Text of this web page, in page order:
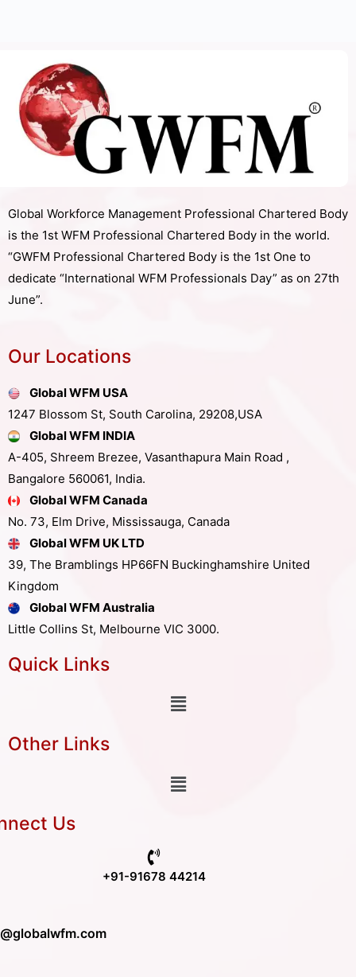
Global Workforce Management Professional Chartered Body
is the 1st WFM Professional Chartered Body in the world.
“GWFM Professional Chartered Body is the 1st One to
dedicate “International WFM Professionals Day” as on 27th
June”.
Our Locations
Global WFM USA
1247 Blossom St, South Carolina, 29208,USA
Global WFM INDIA
A-405, Shreem Brezee, Vasanthapura Main Road ,
Bangalore 560061, India.
Global WFM Canada
No. 73, Elm Drive, Mississauga, Canada
Global WFM UK LTD
39, The Bramblings HP66FN Buckinghamshire United
Kingdom
Global WFM Australia
Little Collins St, Melbourne VIC 3000.
Quick Links
Other Links
Us
+91-91678 44214